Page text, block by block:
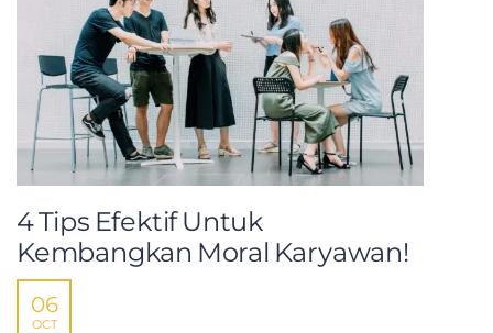
4 Tips Efektif Untuk
Kembangkan Moral Karyawan!
06
OCT